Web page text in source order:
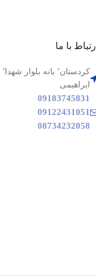
ارتباط با ما
ابراهیمی
09183745831
09122431051
08734232058